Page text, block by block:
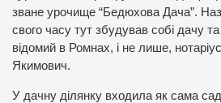
зване урочище “Бедюхова Дача”.
свого часу тут збудував собі дачу
відомий в Ромнах, і не лише,
Якимович.
У дачну ділянку входила як сама